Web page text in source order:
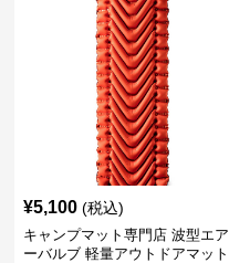
¥5,100 (税込)
キャンプマット専門店 波型エア
ーバルブ 軽量アウトドアマット